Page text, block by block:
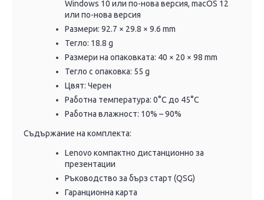
Windows 10 или по-нова версия, macOS 12
или по-нова версия
Размери: 92.7 × 29.8 × 9.6 mm
Тегло: 18.8 g
Размери на опаковката: 40 × 20 × 98 mm
Тегло с опаковка: 55 g
Цвят: Черен
Работна температура: 0°C до 45°C
Работна влажност: 10% – 90%
Съдържание на комплекта:
Lenovo компактно дистанционно за
презентации
Ръководство за бърз старт (QSG)
Гаранционна карта